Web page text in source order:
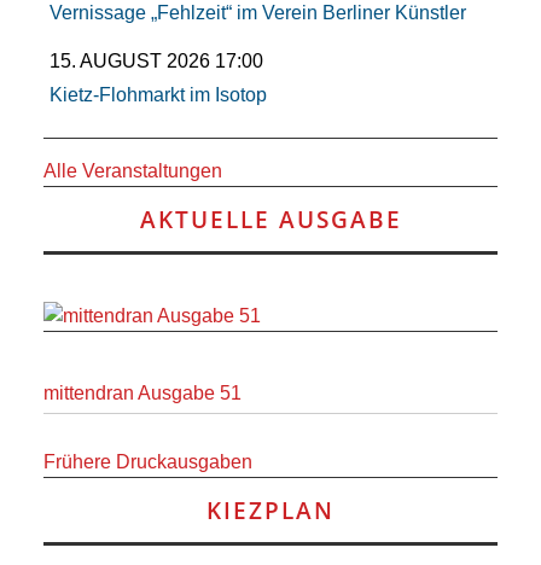
Vernissage „Fehlzeit“ im Verein Berliner Künstler
15. AUGUST 2026 17:00
Kietz-Flohmarkt im Isotop
Alle Veranstaltungen
AKTUELLE AUSGABE
mittendran Ausgabe 51
Frühere Druckausgaben
KIEZPLAN